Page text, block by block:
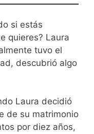
si estás
quieres? Laura
tuvo el
descubrió algo
Laura decidió
de su matrimonio
por diez años,